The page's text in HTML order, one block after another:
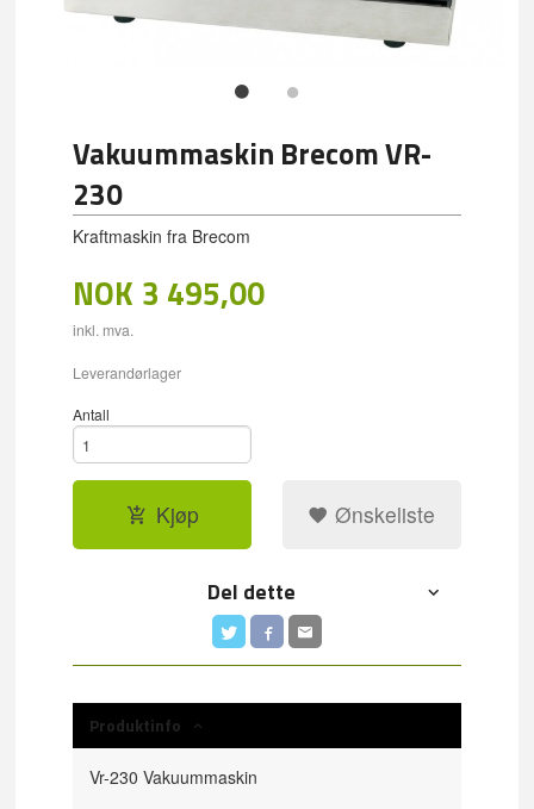
Vakuummaskin Brecom VR-
230
Kraftmaskin fra Brecom
NOK 3 495,00
inkl. mva.
Leverandørlager
Antall
Kjøp Ønskeliste
Del dette
Produktinfo
Vr-230 Vakuummaskin